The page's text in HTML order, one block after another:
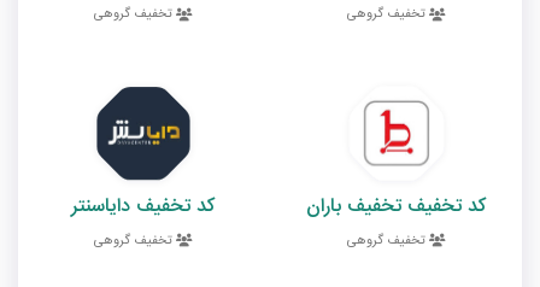
تخفیف گروهی تخفیف گروهی
کد تخفیف تخفیف باران
تخفیف گروهی
کد تخفیف دایاسنتر
تخفیف گروهی